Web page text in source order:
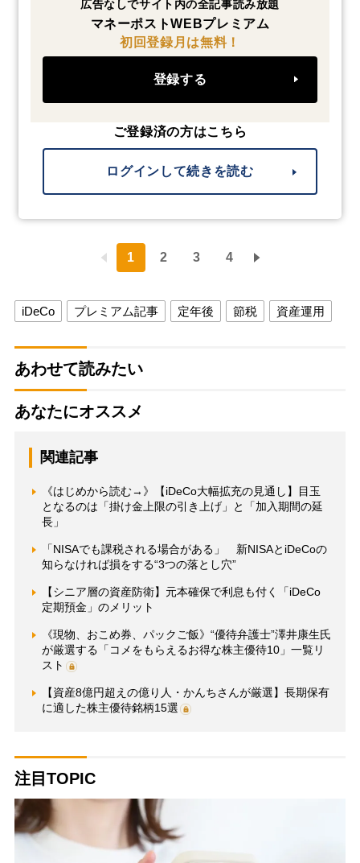
広告なしでサイト内の全記事読み放題
マネーポストWEBプレミアム
初回登録月は無料！
登録する
ご登録済の方はこちら
ログインして続きを読む
1 2 3 4
iDeCo プレミアム記事 定年後 節税 資産運用
あわせて読みたい
あなたにオススメ
関連記事
《はじめから読む→》【iDeCo大幅拡充の見通し】目玉
となるのは「掛け金上限の引き上げ」と「加入期間の延
長」
「NISAでも課税される場合がある」 新NISAとiDeCoの
知らなければ損をする“3つの落とし穴”
【シニア層の資産防衛】元本確保で利息も付く「iDeCo
定期預金」のメリット
《現物、おこめ券、パックご飯》“優待弁護士”澤井康生氏
が厳選する「コメをもらえるお得な株主優待10」一覧リ
スト
【資産8億円超えの億り人・かんちさんが厳選】長期保有
に適した株主優待銘柄15選
注目TOPIC